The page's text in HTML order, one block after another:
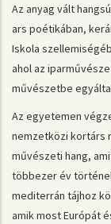
Az anyag vált
ars poétikában,
Iskola
ahol az
művészetbe
Az egyetemen
nemzetközi kortárs
művészeti hang,
többezer év
mediterrán tájhoz
amik most Európát